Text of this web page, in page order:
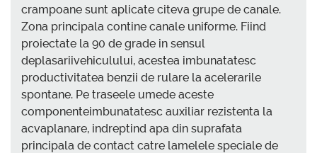
crampoane sunt aplicate citeva grupe de canale.
Zona principala contine canale uniforme. Fiind
proiectate la 90 de grade in sensul
deplasariivehiculului, acestea imbunatatesc
productivitatea benzii de rulare la acelerarile
spontane. Pe traseele umede aceste
componenteimbunatatesc auxiliar rezistenta la
acvaplanare, indreptind apa din suprafata
principala de contact catre lamelele speciale de